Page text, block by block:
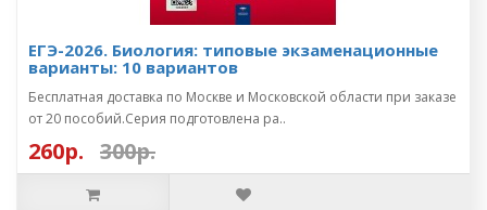
ЕГЭ-2026. Биология: типовые экзаменационные
варианты: 10 вариантов
Бесплатная доставка по Москве и Московской области при заказе
от 20 пособий.Серия подготовлена ра..
260р. 300р.